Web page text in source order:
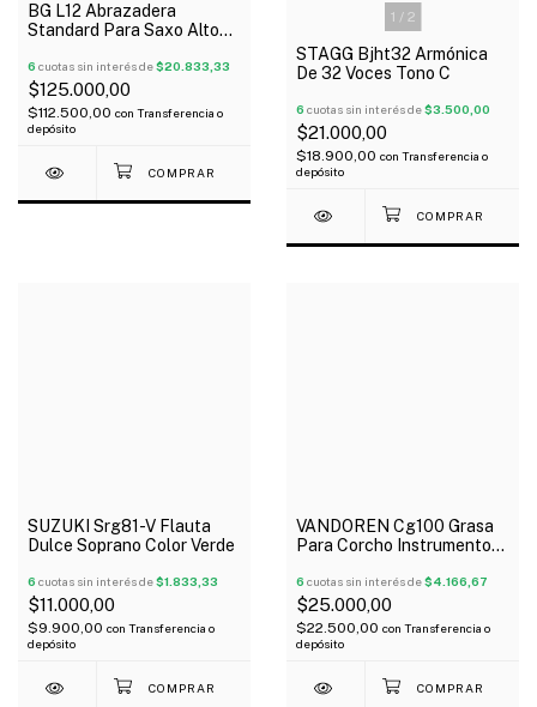
BG L12 Abrazadera
Standard Para Saxo Alto
Oferta!
6 cuotas sin interés de$20.833,33
$125.000,00
$112.500,00 con Transferencia o
depósito
1 / 2
STAGG Bjht32 Armónica
De 32 Voces Tono C
6 cuotas sin interés de$3.500,00
$21.000,00
$18.900,00 con Transferencia o
depósito
SUZUKI Srg81-V Flauta
Dulce Soprano Color Verde
6 cuotas sin interés de$1.833,33
$11.000,00
$9.900,00 con Transferencia o
depósito
VANDOREN Cg100 Grasa
Para Corcho Instrumentos
6 cuotas sin interés de$4.166,67
$25.000,00
$22.500,00 con Transferencia o
depósito